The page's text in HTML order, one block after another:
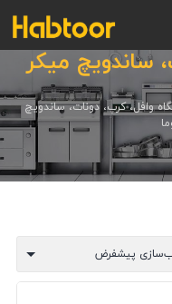
ساندویچ میکر
وافل، کرپ، دونات، ساندویچ